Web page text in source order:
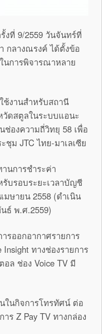
งที่ 9/2559 วันจันทร์ที่
กลางณรงค์ ได้ตั้งข้อ
นการพิจารณาหลาย
ช้งานสำหรับสถานี
ดสตูลในระบบแอนะ
ช่องความถี่วิทยุ 58 เพื่อ
ม JTC ไทย-มาเลเซีย
นการชำระค่า
บรอบระยะเวลาบัญชี
มษายน 2558 (ดำเนิน
ธ์ พ.ศ.2559)
ารออกอากาศรายการ
Insight ทางช่องรายการ
ล ช่อง Voice TV มี
ในกิจการโทรทัศน์ ต่อ
ร Z Pay TV ทางกล่อง